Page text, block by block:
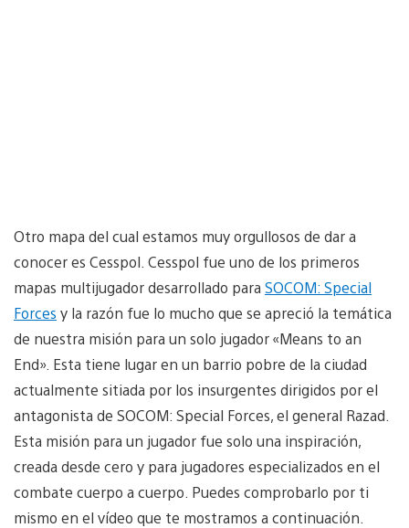
Otro mapa del cual estamos muy orgullosos de dar a
conocer es Cesspol. Cesspol fue uno de los primeros
mapas multijugador desarrollado para SOCOM: Special
Forces y la razón fue lo mucho que se apreció la temática
de nuestra misión para un solo jugador «Means to an
End». Esta tiene lugar en un barrio pobre de la ciudad
actualmente sitiada por los insurgentes dirigidos por el
antagonista de SOCOM: Special Forces, el general Razad.
Esta misión para un jugador fue solo una inspiración,
creada desde cero y para jugadores especializados en el
combate cuerpo a cuerpo. Puedes comprobarlo por ti
mismo en el vídeo que te mostramos a continuación.